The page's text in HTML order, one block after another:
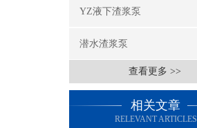
YZ液下渣浆泵
潜水渣浆泵
查看更多 >>
相关文章
RELEVANT ARTICLES